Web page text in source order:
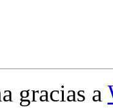
gracias a